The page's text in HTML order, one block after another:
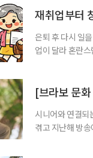
재취업부터
은퇴 후 다시 일
업이 달라 혼란
준비부터 구직
업 지원 계획을 세
[브라보 문
시니어와 연결되
겪고 지난해 방